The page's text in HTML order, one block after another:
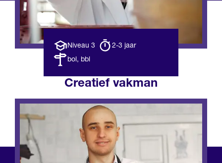
Opleiding
Niveau 3
Opleiding
duur
2-3 jaar
Leerweg
bol, bbl
Creatief vakman